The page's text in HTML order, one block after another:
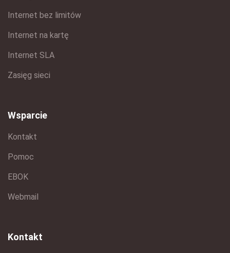
Internet bez limitów
Internet na kartę
Internet SLA
Zasięg sieci
Wsparcie
Kontakt
Pomoc
EBOK
Webmail
Kontakt